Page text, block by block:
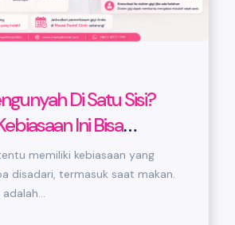
Di Satu Sisi?
Ini Bisa
Pada Kesehatan Gigi
memiliki kebiasaan yang
disadari, termasuk saat makan.